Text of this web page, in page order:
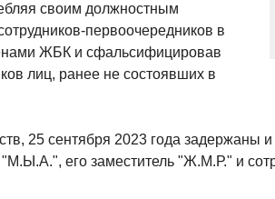
своим должностным
первоочередников в
ЖБК и сфальсифицировав
лиц, ранее не состоявших в
25 сентября 2023 года
его заместитель "Ж.М.Р." и